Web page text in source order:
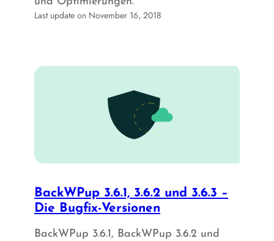
Last update on November 16, 2018
BackWPup 3.6.1, 3.6.2 und 3.6.3 –
Die Bugfix-Versionen
BackWPup 3.6.1, BackWPup 3.6.2 und